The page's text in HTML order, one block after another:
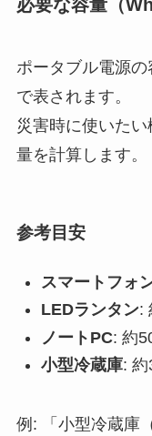
必要な容量（
ポータブル電源の
で表されます。
災害時に使いた
量を計算します。
参考目安
スマートフォ
LEDランタン:
ノートPC: 約
小型冷蔵庫: 約
例: 「小型冷蔵庫